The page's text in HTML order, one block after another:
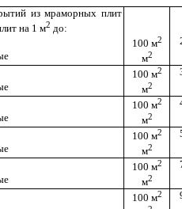
из мраморных плит
на 1 м2 до:
100 м2
м2
100 м2
м2
100 м2
м2
100 м2
м2
100 м2
м2
100 м2